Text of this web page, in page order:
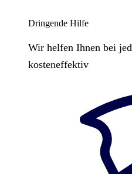
Dringende Hilfe
Wir helfen Ihnen bei
kosteneffektiv